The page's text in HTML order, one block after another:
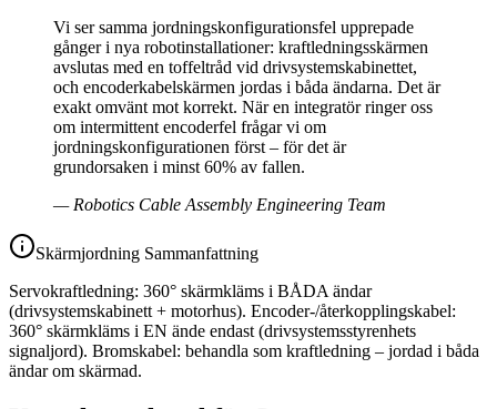
Vi ser samma jordningskonfigurationsfel upprepade
gånger i nya robotinstallationer: kraftledningsskärmen
avslutas med en toffeltråd vid drivsystemskabinettet,
och encoderkabelskärmen jordas i båda ändarna. Det är
exakt omvänt mot korrekt. När en integratör ringer oss
om intermittent encoderfel frågar vi om
jordningskonfigurationen först – för det är
grundorsaken i minst 60% av fallen.
— Robotics Cable Assembly Engineering Team
Skärmjordning Sammanfattning
Servokraftledning: 360° skärmkläms i BÅDA ändar
(drivsystemskabinett + motorhus). Encoder-/återkopplingskabel:
360° skärmkläms i EN ände endast (drivsystemsstyrenhets
signaljord). Bromskabel: behandla som kraftledning – jordad i båda
ändar om skärmad.